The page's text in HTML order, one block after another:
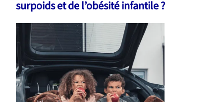
surpoids et de l’obésité infantile ?